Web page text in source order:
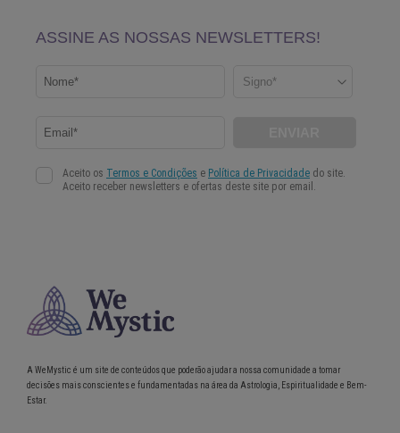
A WeMystic é um site de conteúdos que poderão ajudar a nossa comunidade a tomar
decisões mais conscientes e fundamentadas na área da Astrologia, Espiritualidade e Bem-
Estar.